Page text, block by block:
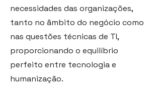
necessidades das organizações,
tanto no âmbito do negócio como
nas questões técnicas de TI,
proporcionando o equilíbrio
perfeito entre tecnologia e
humanização.